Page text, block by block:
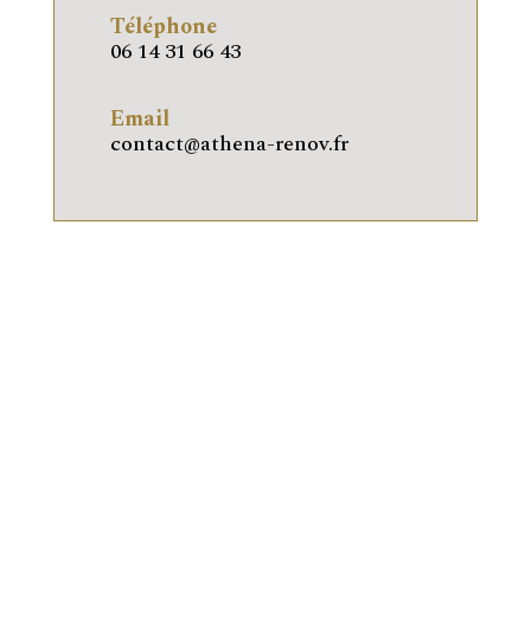
Téléphone
06 14 31 66 43
Email
contact@athena-renov.fr